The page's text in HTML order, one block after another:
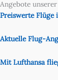
Angebote
Preiswerte Flüge
Aktuelle Flug-
Mit Lufthansa